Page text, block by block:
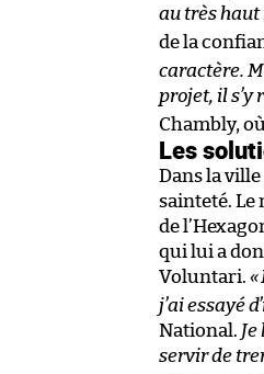
au très haut
de la
caractère.
projet, il s’y
Chambly,
Les
Dans la
sainteté. Le
de
qui lui a
Voluntari. «
j’ai essayé
National.
servir de